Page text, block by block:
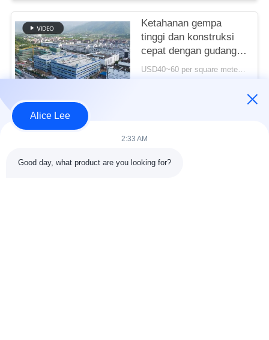
Ketahanan gempa
tinggi dan konstruksi
cepat dengan gudang
struktur baja tahan
USD40~60 per square meter MOQ:1000 meter persegi
Bad Request
Alice Lee
2:33 AM
Good day, what product are you looking for?